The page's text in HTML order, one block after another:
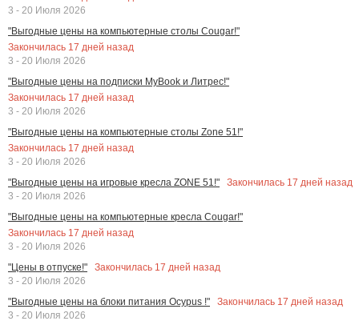
3 - 20 Июля 2026
"Выгодные цены на компьютерные столы Cougar!"
Закончилась 17 дней назад
3 - 20 Июля 2026
"Выгодные цены на подписки MyBook и Литрес!"
Закончилась 17 дней назад
3 - 20 Июля 2026
"Выгодные цены на компьютерные столы Zone 51!"
Закончилась 17 дней назад
3 - 20 Июля 2026
"Выгодные цены на игровые кресла ZONE 51!"
Закончилась 17 дней назад
3 - 20 Июля 2026
"Выгодные цены на компьютерные кресла Cougar!"
Закончилась 17 дней назад
3 - 20 Июля 2026
"Цены в отпуске!"
Закончилась 17 дней назад
3 - 20 Июля 2026
"Выгодные цены на блоки питания Ocypus !"
Закончилась 17 дней назад
3 - 20 Июля 2026